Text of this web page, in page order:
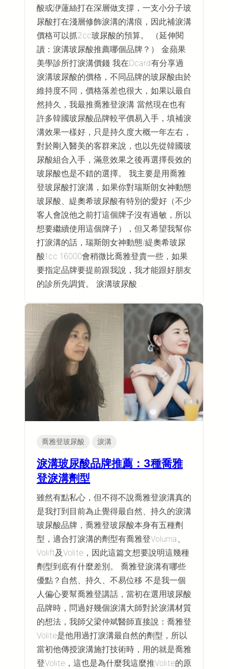
酸或洢蓮絲打在深層做支撐，一支小分子玻
尿酸打在淺層修飾淚溝的溝痕，因此補淚溝
價格可以抓2cc玻尿酸的預算。 （延伸閱
讀：淚溝玻尿酸推薦哪個品牌？） 金蘋果
美學診所打淚溝價錢 我在Dcard有分享過
淚溝玻尿酸的價格，不同品牌的玻尿酸由於
維持度不同，價格落差也很大，如果以最自
然持久，我最推喬雅登淚溝 當然現在也有
許多韓國玻尿酸品牌較平價易入手，填補淚
溝效果一樣好，只是持久度大概一年左右，
對於剛入醫美的客群來說，也以先從韓國玻
尿酸組合入手，滿意效果之後再選擇長效的
玻尿酸也是不錯的選擇。 我主要是用喬雅
登玻尿酸打淚溝，如果你對瑞斯朗女神動態
玻尿酸、緹奧希玻尿酸有特別的愛好（不少
客人會說他之前打這個牌子沒有過敏，所以
想要繼續使用這個牌子），但又希望我幫你
打淚溝的話，瑞斯朗女神動態/緹奧希玻尿
酸1cc 16000會稍微比喬雅登貴一些，如果
要指定品牌要提前跟我說，我才能跟好朋友
的診所先調貨。 淚溝玻尿酸…
喬雅登玻尿酸 淚溝
淚溝玻尿酸品牌推薦：3種喬雅
登淚溝劑型
雖然有點私心，但不得不說喬雅登淚溝真的
是我打到目前為止覺得最自然、持久的淚溝
玻尿酸品牌，喬雅登玻尿酸本身有五種劑
型，適合打淚溝的劑型有喬雅登Voluma、
Volift及Volite，因此這篇文想要說明這幾種
劑型到底有什麼差別。 喬雅登淚溝有哪些
優點？自然、持久、不易位移 不是我一個
人偏心要幫喬雅登講話，當初在選用玻尿酸
品牌時，問過好幾個淚溝大師對於淚溝材質
的想法，我師父梁仲斌醫師直接說：喬雅登
Volite是他用過打淚溝最自然的劑型，所以
當初他傳授淚溝施打技術時，用的就是喬雅
登Volite，這也是為什麼我這麼推Volite的原